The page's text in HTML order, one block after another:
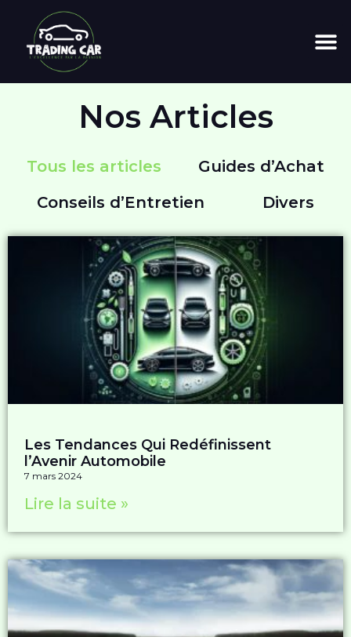
Nos Articles
Tous les articles
Guides d’Achat
Conseils d’Entretien
Divers
Les Tendances Qui Redéfinissent
l’Avenir Automobile
7 mars 2024
Lire la suite »